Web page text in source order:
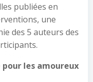
publiées en
une
des 5 auteurs des
les amoureux